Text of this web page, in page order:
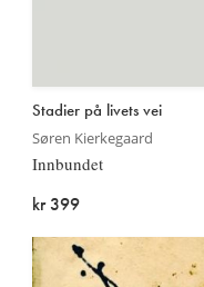
Stadier på livets vei
Søren Kierkegaard
Innbundet
kr 399